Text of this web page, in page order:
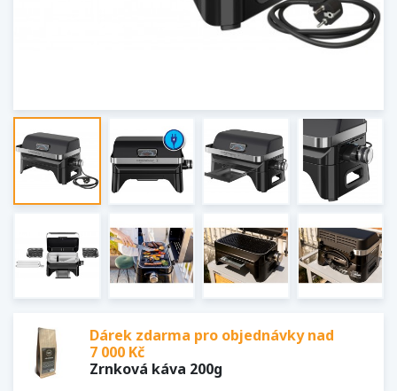
Dárek zdarma pro objednávky nad
7 000 Kč
Zrnková káva 200g